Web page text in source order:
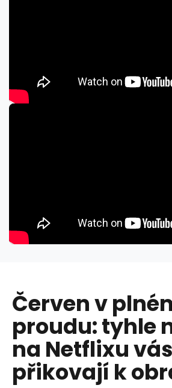
Červen v
proudu: tyhle
na Netflixu vás
přikovají k